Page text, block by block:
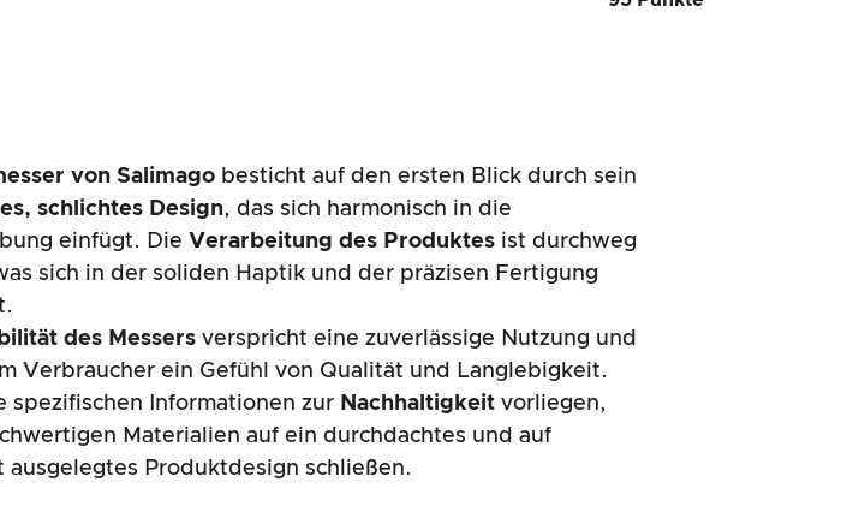
von Salimago besticht auf den ersten Blick durch sein
schlichtes Design, das sich harmonisch in die
einfügt. Die Verarbeitung des Produktes ist durchweg
sich in der soliden Haptik und der präzisen Fertigung
des Messers verspricht eine zuverlässige Nutzung und
Verbraucher ein Gefühl von Qualität und Langlebigkeit.
spezifischen Informationen zur Nachhaltigkeit vorliegen,
Materialien auf ein durchdachtes und auf
ausgelegtes Produktdesign schließen.